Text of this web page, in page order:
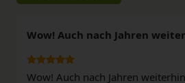
Wow! Auch nach Jahren
Wow! Auch nach Jahren